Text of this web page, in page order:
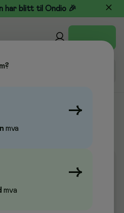
har blitt til Ondio 🎉
→
mva
→
mva